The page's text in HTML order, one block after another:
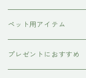
インプライム
クロマID
オールインワンジェル
ボディソープ
洗顔料
エイジングケア
ペット用アイテム
犬用シャンプー
プレゼントにおすすめ